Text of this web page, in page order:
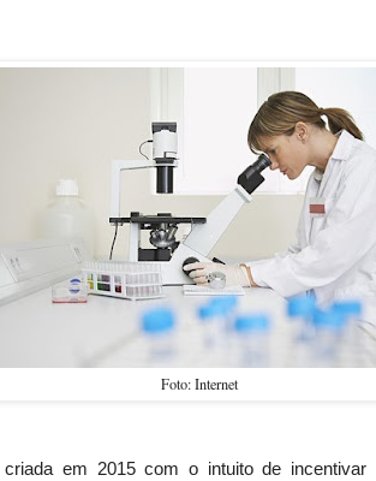
Foto: Internet
criada em 2015 com o intuito de incentivar